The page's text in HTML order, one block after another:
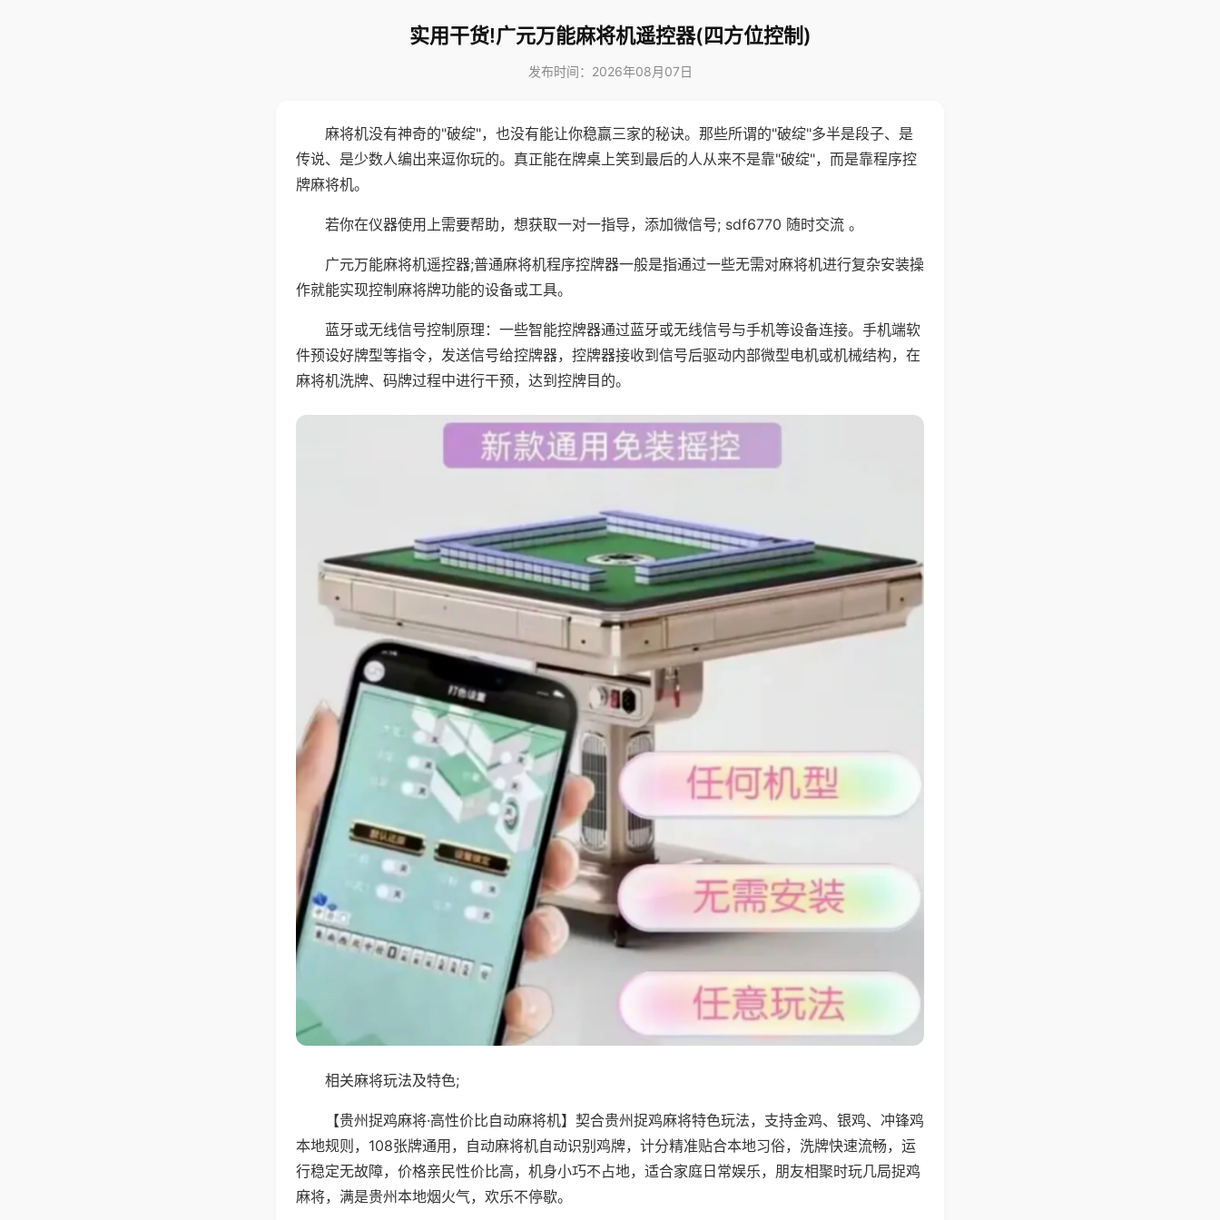
实用干货!广元万能麻将机遥控器(四方位控制)
发布时间：2026年08月07日
麻将机没有神奇的"破绽"，也没有能让你稳赢三家的秘诀。那些所谓的"破绽"多半是段子、是
传说、是少数人编出来逗你玩的。真正能在牌桌上笑到最后的人从来不是靠"破绽"，而是靠程序控
牌麻将机。
若你在仪器使用上需要帮助，想获取一对一指导，添加微信号; sdf6770 随时交流 。
广元万能麻将机遥控器;普通麻将机程序控牌器一般是指通过一些无需对麻将机进行复杂安装操
作就能实现控制麻将牌功能的设备或工具。
蓝牙或无线信号控制原理：一些智能控牌器通过蓝牙或无线信号与手机等设备连接。手机端软
件预设好牌型等指令，发送信号给控牌器，控牌器接收到信号后驱动内部微型电机或机械结构，在
麻将机洗牌、码牌过程中进行干预，达到控牌目的。
相关麻将玩法及特色;
【贵州捉鸡麻将·高性价比自动麻将机】契合贵州捉鸡麻将特色玩法，支持金鸡、银鸡、冲锋鸡
本地规则，108张牌通用，自动麻将机自动识别鸡牌，计分精准贴合本地习俗，洗牌快速流畅，运
行稳定无故障，价格亲民性价比高，机身小巧不占地，适合家庭日常娱乐，朋友相聚时玩几局捉鸡
麻将，满是贵州本地烟火气，欢乐不停歇。